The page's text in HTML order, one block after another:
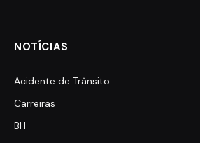
NOTÍCIAS
Acidente de Trânsito
Carreiras
BH